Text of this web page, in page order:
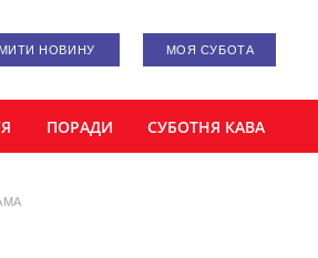
НОВИНУ МОЯ СУБОТА
ПОРАДИ СУБОТНЯ КАВА